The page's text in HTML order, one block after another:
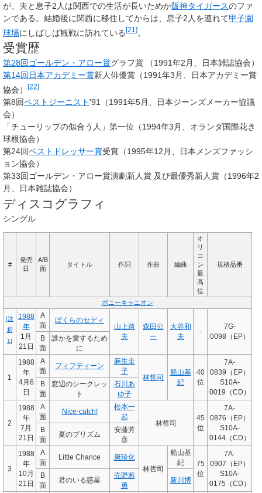
が、夫と息子2人は関西での生活が長いためか阪神タイガースのファ
ンである。結婚後に関西に移住してからは、息子2人を連れて甲子園
球場にしばしば観戦に訪れている[21 ]。
受賞歴
第28回ゴールデン・アロー賞グラフ賞 （1991年2月、日本雑誌協会）
第14回日本アカデミー賞新人俳優賞（1991年3月、日本アカデミー賞
協会）
[22]
第8回ベストジーニスト'91（1991年5月、日本ジーンズメーカー協議
会）
「チューリップの似合う人」第一位（1994年3月、オランダ国際花き
球根協会）
第24回ベストドレッサー賞受賞（1995年12月、日本メンズファッシ
ョン協会）
第33回ゴールデン・アロー賞演劇新人賞 及び最優秀新人賞（1996年2
月、日本雑誌協会）
ディスコグラフィ
シングル
#
発売
日
A/B
面
タイトル 作詞 作曲 編曲
オ
リ
コ
ン
最
高
位
規格品番
ポニーキャニオン
[注
釈
1]
1988
年
1月
21日
A
面
ぼくらのセディ
山上路
夫
森田公
一
大谷和
夫
-
7G-
0098（EP）
B
面
誰かを愛するため
に
1
1988
年
4月6
日
A
面
フィフティーン
麻生圭
子
林哲司
船山基
紀
40
位
7A-
0839（EP）
S10A-
0019（CD）
B
面
窓辺のシークレッ
ト
石川あ
ゆ子
2
1988
年
7月
21日
A
面
Nice-catch!
松本一
起
林哲司
45
位
7A-
0876（EP）
S10A-
0144（CD）
B
面
夏のプリズム
安藤芳
彦
3
1988
年
10月
21日
A
面
Little Chance
康珍化
林哲司
船山基
紀
75
位
7A-
0907（EP）
S10A-
0175（CD）
B
面
君のいる惑星
売野雅
勇
新川博